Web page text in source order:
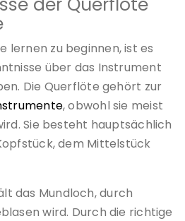
lernen zu beginnen, ist es
über das Instrument
Die Querflöte gehört zur
, obwohl sie meist
Sie besteht hauptsächlich
dem Mittelstück
das Mundloch, durch
wird. Durch die richtige